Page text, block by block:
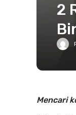
2
Mencari